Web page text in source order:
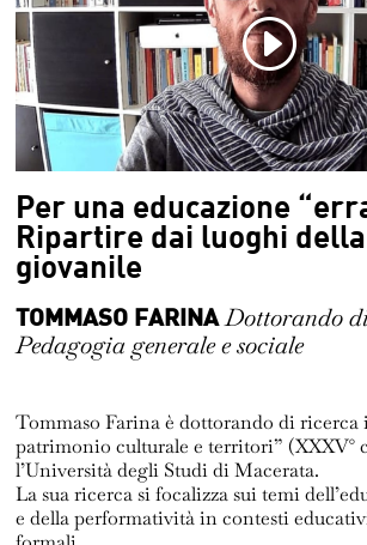
Per una educazione
Ripartire dai luoghi
giovanile
TOMMASO FARINA Dottorando
Pedagogia generale e sociale
Tommaso Farina è dottorando di ricerca
patrimonio culturale e territori” (XXXV°
l’Università degli Studi di Macerata.
La sua ricerca si focalizza sui temi
e della performatività in contesti